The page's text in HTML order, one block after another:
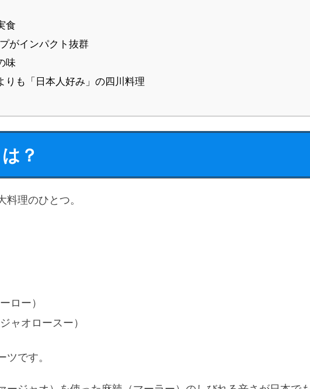
食
がインパクト抜群
味
りも「日本人好み」の四川料理
？
料理のひとつ。
ロー）
ャオロースー）
ツです。